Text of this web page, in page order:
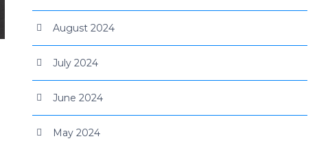
August 2024
July 2024
June 2024
May 2024